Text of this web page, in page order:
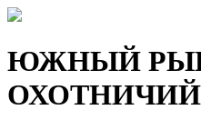
Регистрация
ЮЖНЫЙ